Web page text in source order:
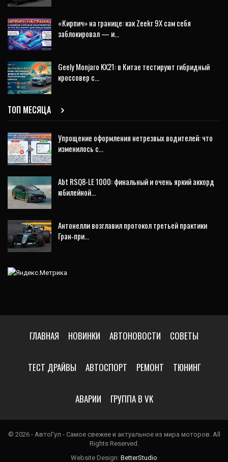
«Кирпич» на границе: как Zeekr 9X сам себя
заблокировал — и…
Geely Monjaro KX21: в Китае тестируют гибридный
кроссовер с…
ТОП МЕСЯЦА
Упрощение оформления нетрезвых водителей: что
изменилось с…
Abt RSQ8-LE 1000: финальный и очень яркий аккорд
юбилейной…
Антонелли возглавил протокол третьей практики
Гран‑при…
ГЛАВНАЯ НОВИНКИ АВТОНОВОСТИ СОВЕТЫ
ТЕСТ ДРАЙВЫ АВТОСПОРТ РЕМОНТ ТЮНИНГ
АВАРИИ ГРУППА В VK
© 2026 - АвтоГул - Самое свежее и актуальное из мира моторов. All
Rights Reserved.
Website Design: BetterStudio